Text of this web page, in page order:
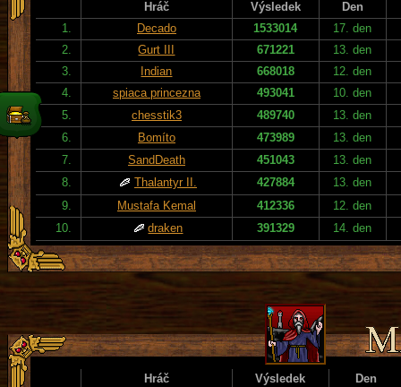
Hráč Výsledek
Den
1.
Decado 1533014
17. den
2.
Gurt III 671221
13. den
3.
Indian 668018
12. den
4.
spiaca princezna 493041
10. den
5.
chesstik3 489740
13. den
6.
Bomíto 473989
13. den
7.
SandDeath 451043
13. den
8.
Thalantyr II. 427884
13. den
9.
Mustafa Kemal 412336
12. den
10.
draken 391329 14. den
Hráč Výsledek
Den